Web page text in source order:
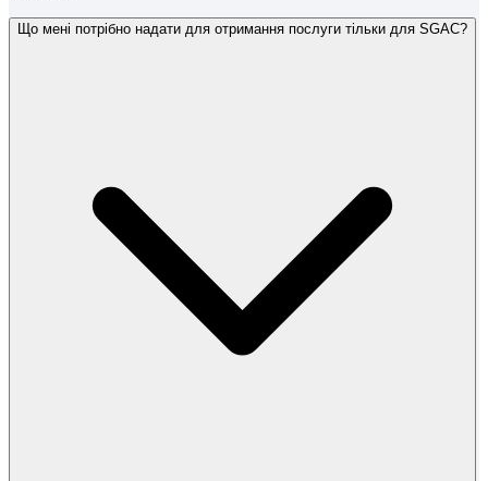
Що мені потрібно надати для отримання послуги тільки для SGAC?